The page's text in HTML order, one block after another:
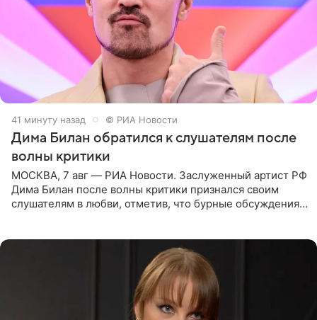
41 минуту назад © РИА Новости
Дима Билан обратился к слушателям после
волны критики
МОСКВА, 7 авг — РИА Новости. Заслуженный артист РФ
Дима Билан после волны критики признался своим
слушателям в любви, отметив, что бурные обсуждения